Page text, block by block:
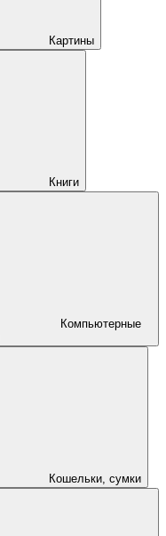
Картины
Книги
Компьютерные
Кошельки, сумки